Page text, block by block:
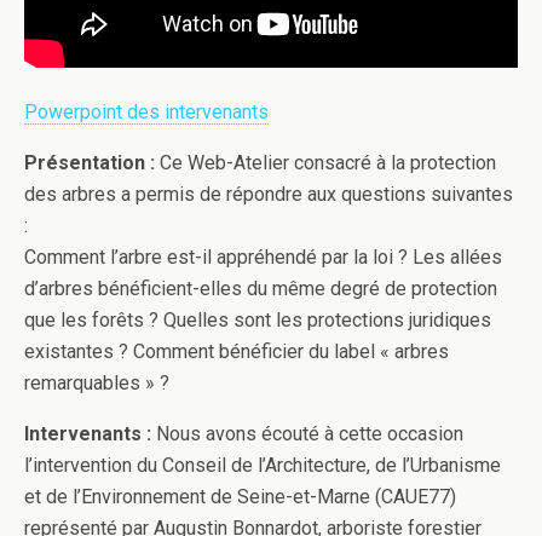
Powerpoint des intervenants
Présentation : Ce Web-Atelier consacré à la protection
des arbres a permis de répondre aux questions suivantes
:
Comment l’arbre est-il appréhendé par la loi ? Les allées
d’arbres bénéficient-elles du même degré de protection
que les forêts ? Quelles sont les protections juridiques
existantes ? Comment bénéficier du label « arbres
remarquables » ?
Intervenants : Nous avons écouté à cette occasion
l’intervention du Conseil de l’Architecture, de l’Urbanisme
et de l’Environnement de Seine-et-Marne (CAUE77)
représenté par Augustin Bonnardot, arboriste forestier